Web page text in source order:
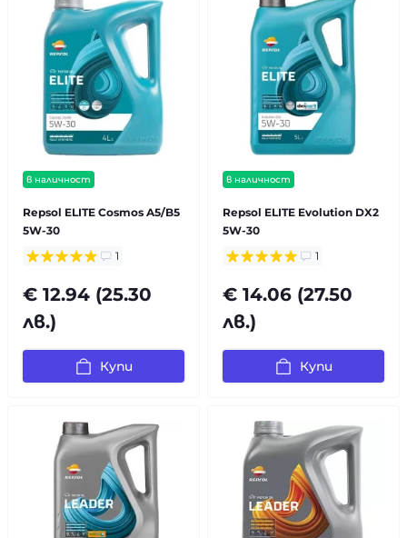
в наличност
Repsol ELITE Cosmos A5/B5
5W-30
1
€ 12.94 (25.30
лв.)
Купи
в наличност
Repsol ELITE Evolution DX2
5W-30
1
€ 14.06 (27.50
лв.)
Купи